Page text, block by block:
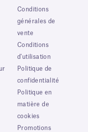
Conditions
générales de
vente
Conditions
d'utilisation
Politique de
confidentialité
Politique en
matière de
cookies
Promotions